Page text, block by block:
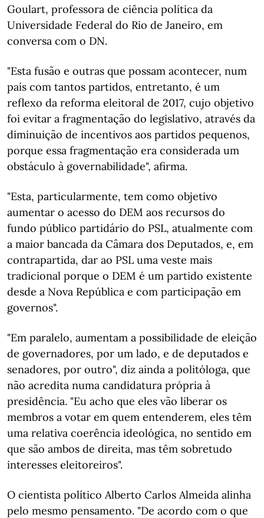
Goulart, professora de ciência política da
Universidade Federal do Rio de Janeiro, em
conversa com o DN.
"Esta fusão e outras que possam acontecer, num
país com tantos partidos, entretanto, é um
reflexo da reforma eleitoral de 2017, cujo objetivo
foi evitar a fragmentação do legislativo, através da
diminuição de incentivos aos partidos pequenos,
porque essa fragmentação era considerada um
obstáculo à governabilidade", afirma.
"Esta, particularmente, tem como objetivo
aumentar o acesso do DEM aos recursos do
fundo público partidário do PSL, atualmente com
a maior bancada da Câmara dos Deputados, e, em
contrapartida, dar ao PSL uma veste mais
tradicional porque o DEM é um partido existente
desde a Nova República e com participação em
governos".
"Em paralelo, aumentam a possibilidade de eleição
de governadores, por um lado, e de deputados e
senadores, por outro", diz ainda a politóloga, que
não acredita numa candidatura própria à
presidência. "Eu acho que eles vão liberar os
membros a votar em quem entenderem, eles têm
uma relativa coerência ideológica, no sentido em
que são ambos de direita, mas têm sobretudo
interesses eleitoreiros".
O cientista político Alberto Carlos Almeida alinha
pelo mesmo pensamento. "De acordo com o que